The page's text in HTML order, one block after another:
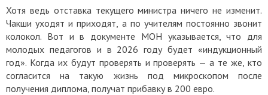
Хотя ведь отставка текущего министра ничего не изменит.
Чакши уходят и приходят, а по учителям постоянно звонит
колокол. Вот и в документе МОН указывается, что для
молодых педагогов и в 2026 году будет «индукционный
год». Когда их будут проверять и проверять — а те же, кто
согласится на такую жизнь под микроскопом после
получения диплома, получат прибавку в 200 евро.